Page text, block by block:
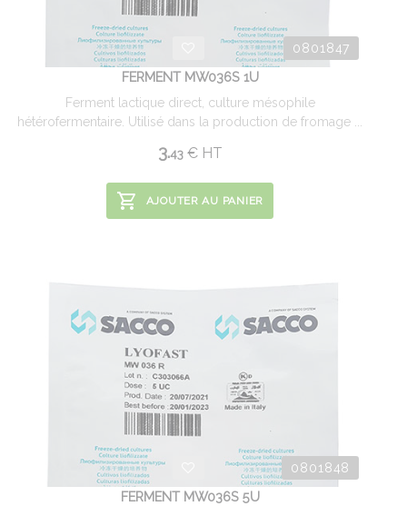
0801847
FERMENT MW036S 1U
Ferment lactique direct, culture mésophile
hétérofermentaire. Utilisé dans la production de fromage ...
3.43 €HT
AJOUTER AU PANIER
0801848
FERMENT MW036S 5U